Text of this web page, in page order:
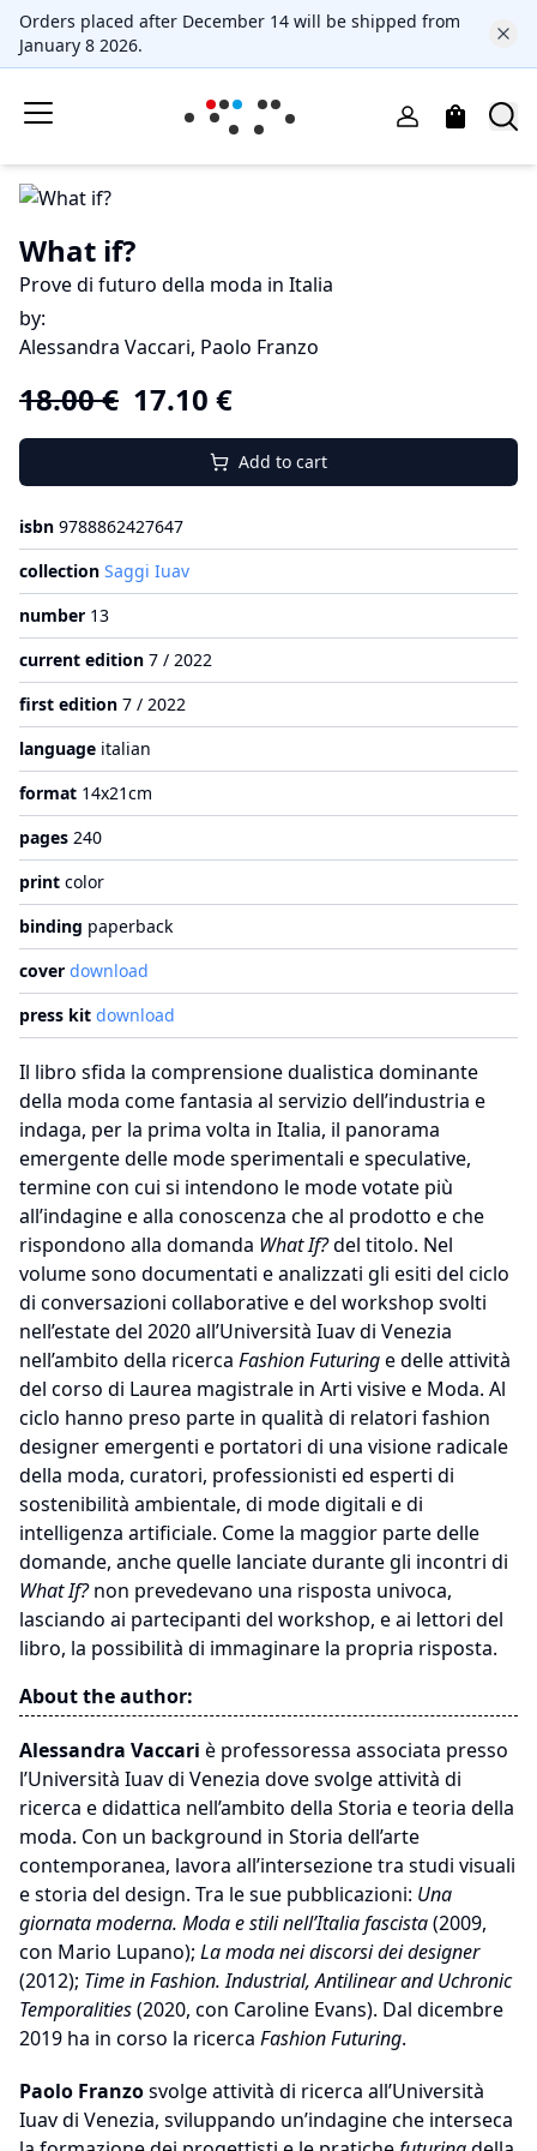
Orders placed after December 14 will be shipped from
January 8 2026.
What if?
Prove di futuro della moda in Italia
by:
Alessandra Vaccari, Paolo Franzo
18.00€ 17.10 €
Add to cart
isbn 9788862427647
collection Saggi Iuav
number 13
current edition 7 / 2022
first edition 7 / 2022
language italian
format 14x21cm
pages 240
print color
binding paperback
cover download
press kit download
Il libro sfida la comprensione dualistica dominante
della moda come fantasia al servizio dell’industria e
indaga, per la prima volta in Italia, il panorama
emergente delle mode sperimentali e speculative,
termine con cui si intendono le mode votate più
all’indagine e alla conoscenza che al prodotto e che
rispondono alla domanda What If?del titolo. Nel
volume sono documentati e analizzati gli esiti del ciclo
di conversazioni collaborative e del workshop svolti
nell’estate del 2020 all’Università Iuav di Venezia
nell’ambito della ricerca Fashion Futuringe delle attività
del corso di Laurea magistrale in Arti visive e Moda. Al
ciclo hanno preso parte in qualità di relatori fashion
designer emergenti e portatori di una visione radicale
della moda, curatori, professionisti ed esperti di
sostenibilità ambientale, di mode digitali e di
intelligenza artificiale. Come la maggior parte delle
domande, anche quelle lanciate durante gli incontri di
What If?non prevedevano una risposta univoca,
lasciando ai partecipanti del workshop, e ai lettori del
libro, la possibilità di immaginare la propria risposta.
About the author:
Alessandra Vaccari è professoressa associata presso
l’Università Iuav di Venezia dove svolge attività di
ricerca e didattica nell’ambito della Storia e teoria della
moda. Con un background in Storia dell’arte
contemporanea, lavora all’intersezione tra studi visuali
e storia del design. Tra le sue pubblicazioni: Una
giornata moderna. Moda e stili nell’Italia fascista(2009,
con Mario Lupano); La moda nei discorsi dei designer
(2012); Time in Fashion. Industrial, Antilinear and Uchronic
Temporalities(2020, con Caroline Evans). Dal dicembre
2019 ha in corso la ricerca Fashion Futuring.
Paolo Franzosvolge attività di ricerca all’Università
Iuav di Venezia, sviluppando un’indagine che interseca